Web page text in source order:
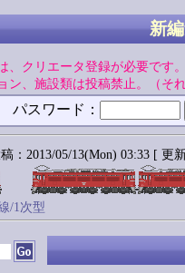
新
、クリエータ登録が必要です
ン、施設類は投稿禁止。（そ
パスワード：
：2013/05/13(Mon) 03:33 [ 更
/1次型